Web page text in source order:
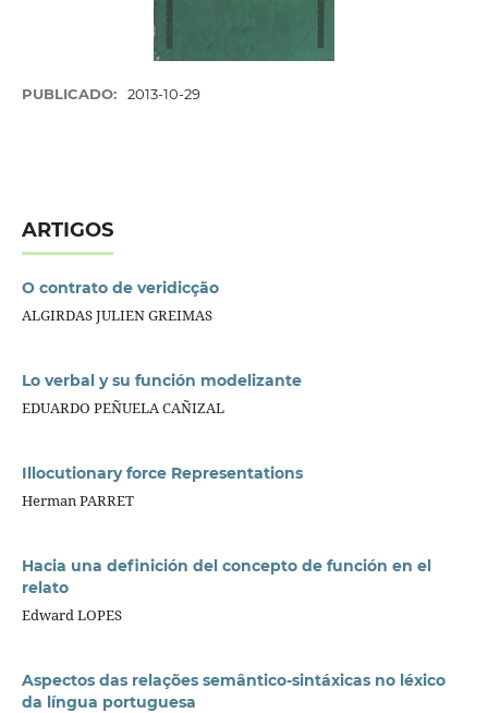
PUBLICADO: 2013-10-29
ARTIGOS
O contrato de veridicção
ALGIRDAS JULIEN GREIMAS
Lo verbal y su función modelizante
EDUARDO PEÑUELA CAÑIZAL
Illocutionary force Representations
Herman PARRET
Hacia una definición del concepto de función en el
relato
Edward LOPES
Aspectos das relações semântico-sintáxicas no léxico
da língua portuguesa